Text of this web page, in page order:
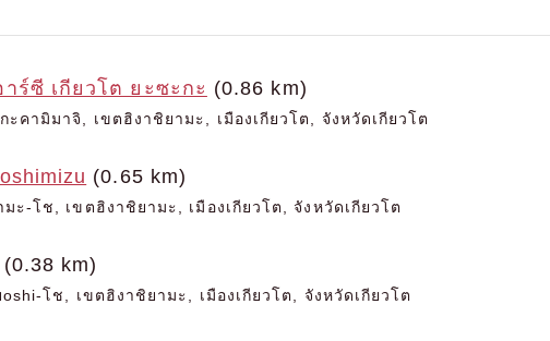
ร์ซี เกียวโต ยะซะกะ (0.86 km)
ะคามิมาจิ, เขตฮิงาชิยามะ, เมืองเกียวโต, จังหวัดเกียวโต
(0.65 km)
ะ-โช, เขตฮิงาชิยามะ, เมืองเกียวโต, จังหวัดเกียวโต
(0.38 km)
โช, เขตฮิงาชิยามะ, เมืองเกียวโต, จังหวัดเกียวโต